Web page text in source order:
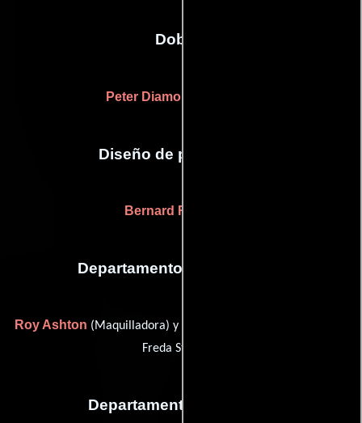
Dobles
Peter Diamond
Diseño de producción
Bernard Robinson
Departamento de maquillaje
Roy Ashton (Maquilladora) y
Freda Steiger))
Departamento de musica